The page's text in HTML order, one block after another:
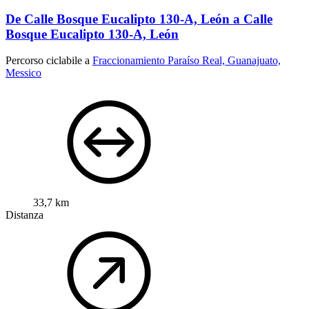
De Calle Bosque Eucalipto 130-A, León a Calle
Bosque Eucalipto 130-A, León
Percorso ciclabile a Fraccionamiento Paraíso Real, Guanajuato,
Messico
33,7 km
Distanza